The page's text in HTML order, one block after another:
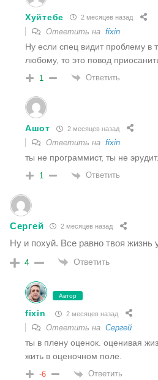
Хуйтебе 2 месяцев назад
Ответить на fixin
Ну если спец видит проблему в
любому, то это повод
1 Ответить
Ашот 2 месяцев назад
Ответить на fixin
ты не программист, ты не
1 Ответить
Сергей 2 месяцев назад
Ну и похуй. Все равно твоя жизнь
4 Ответить
Автор
fixin 2 месяцев назад
Ответить на Сергей
ты в плену оценок. оценивая
жить в оценочном поле.
-6 Ответить